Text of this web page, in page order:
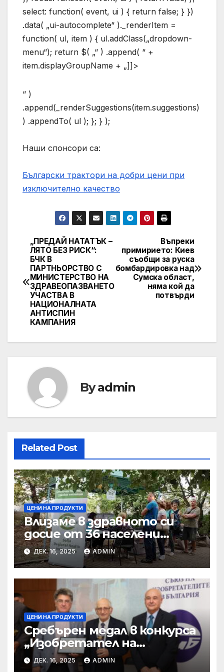
select: function( event, ui ) { return false; } })
.data( „ui-autocomplete“ )._renderItem =
function( ul, item ) { ul.addClass(„dropdown-
menu“); return $( „“ ) .append( “ +
item.displayGroupName + „]]>
“ )
.append(_renderSuggestions(item.suggestions)
) .appendTo( ul ); }; } );
Наши спонсори са:
Български трактори на добри цени при
изключително качество
Навигация
Въпреки
примирието: Киев
съобщи за руска
бомбардировка над
Сумска област,
няма кой да
потвърди
„ПРЕДАЙ НАТАТЪК –
ЛЯТО БЕЗ РИСК“:
БЧК В
ПАРТНЬОРСТВО С
МИНИСТЕРСТВО НА
ЗДРАВЕОПАЗВАНЕТО
УЧАСТВА В
НАЦИОНАЛНАТА
АНТИСПИН
КАМПАНИЯ
Byadmin
Related Post
ЦЕНИ НА ПРОДУКТИ
Влизаме в здравното си
досие от 36 населени
места • МЗ
ДЕК. 16, 2025 ADMIN
ЦЕНИ НА ПРОДУКТИ
Сребърен медал в конкурса
„Изобретател на
годината“ за учени от БАН
ДЕК. 16, 2025 ADMIN